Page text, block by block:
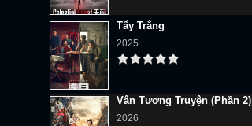
Tẩy Trắng
2025
Vân Tương Truyện (Phần 2)
2026